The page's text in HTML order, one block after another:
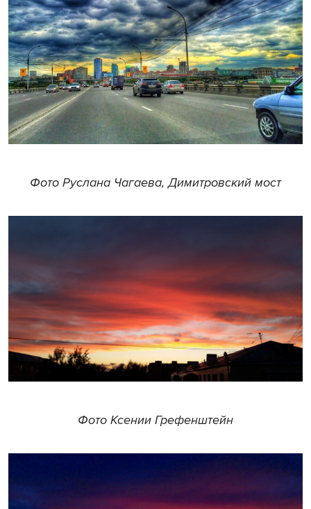
Фото Руслана Чагаева, Димитровский мост
Фото Ксении Грефенштейн